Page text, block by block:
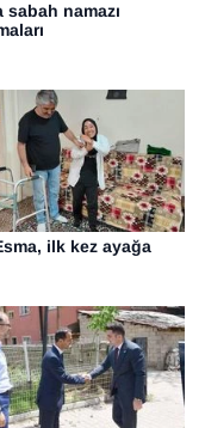
sabah namazı
ilk kez ayağa